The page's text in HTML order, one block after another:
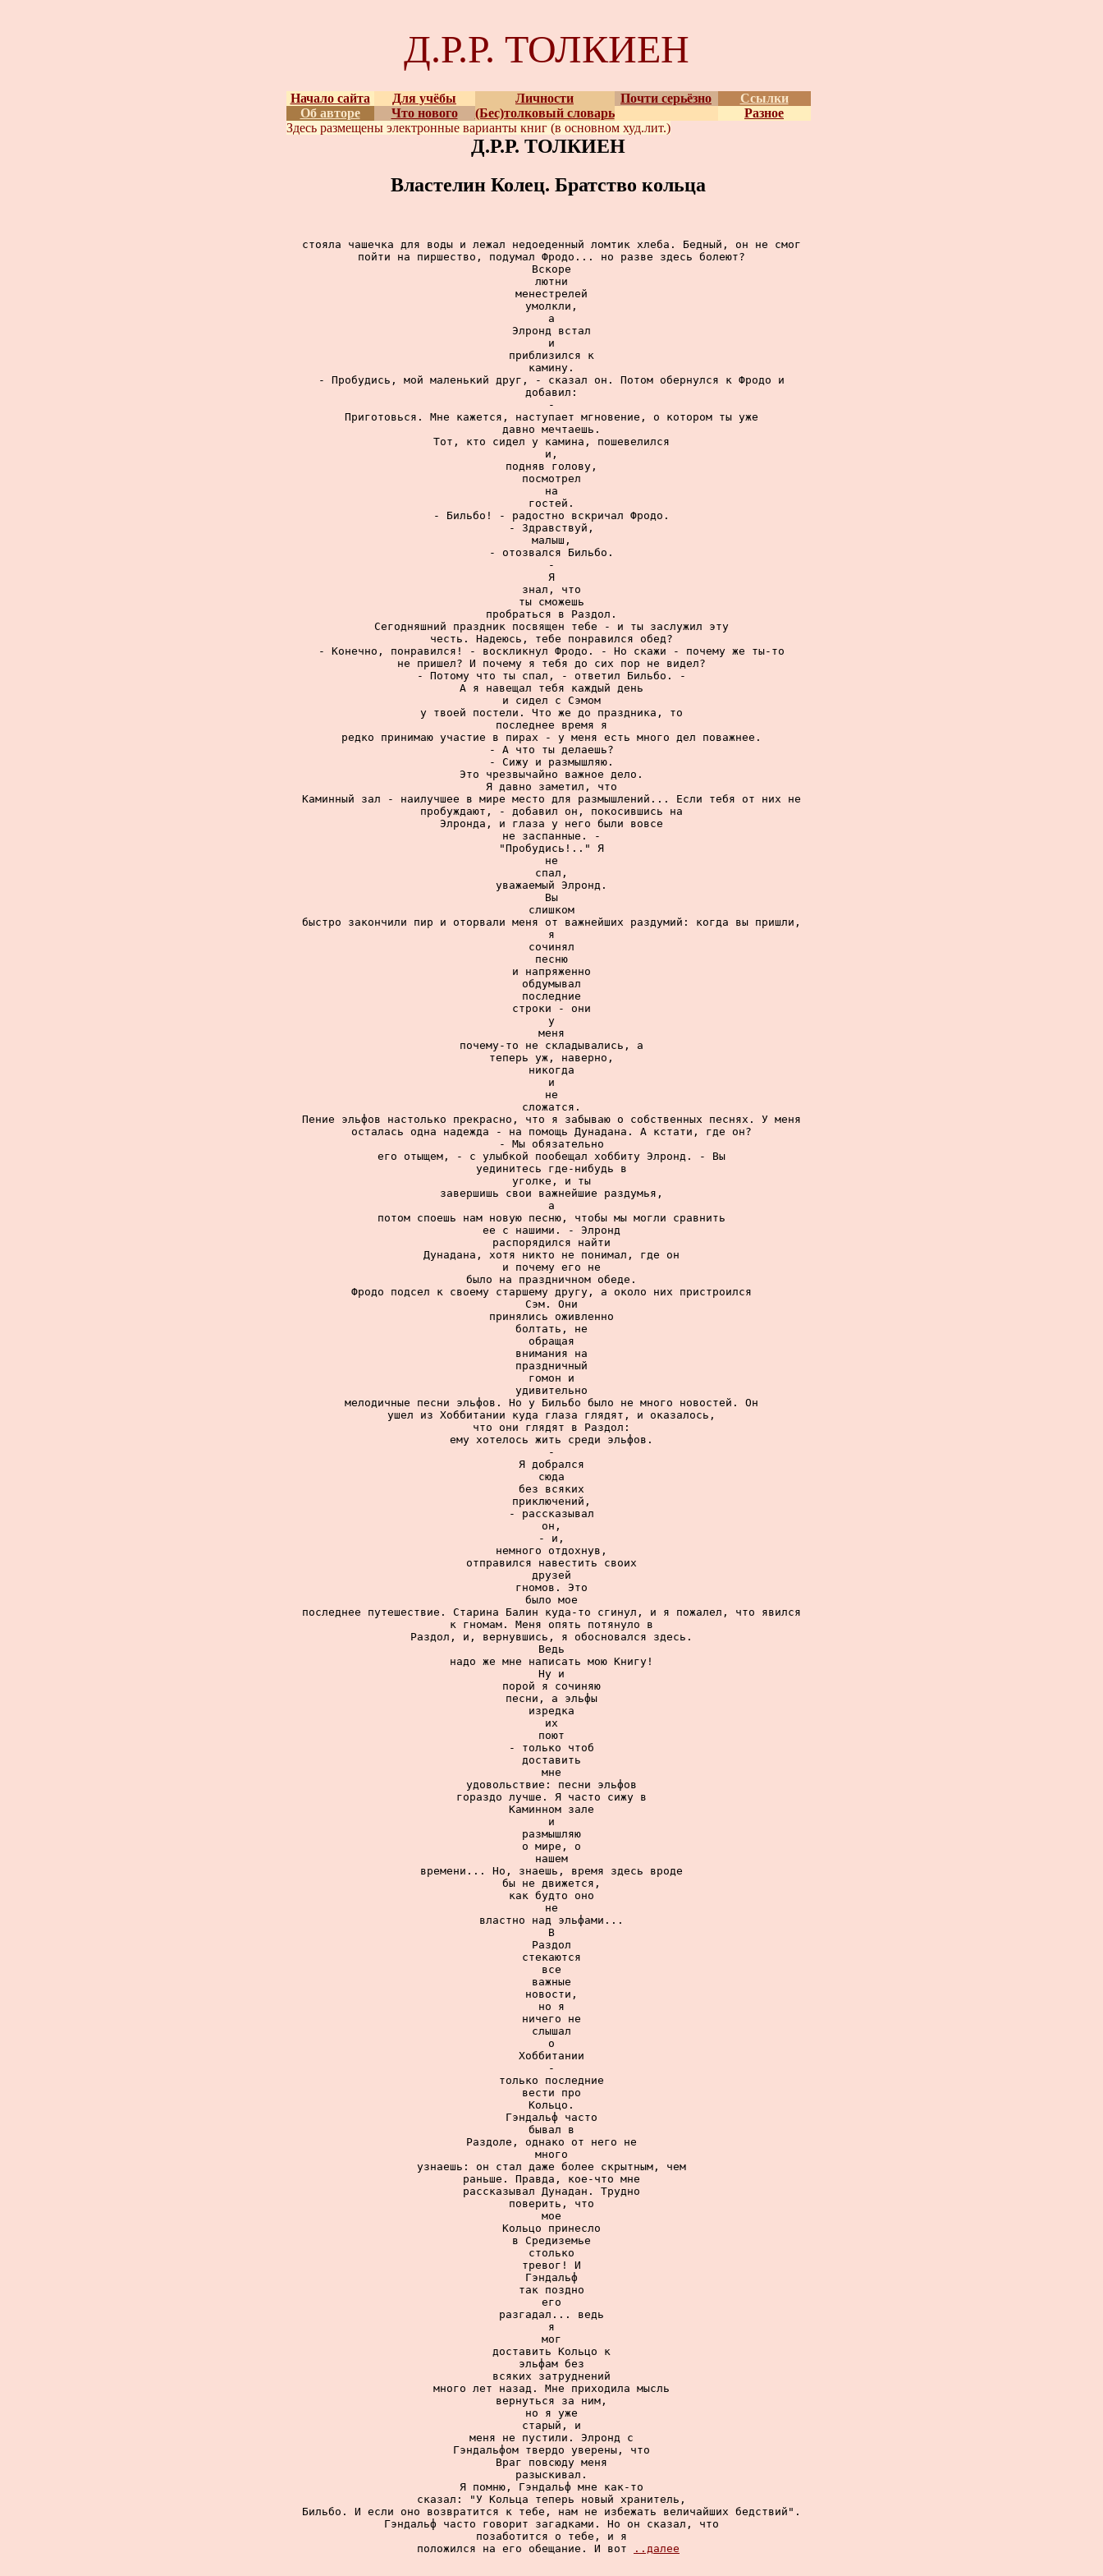
Д.Р.Р. ТОЛКИЕН
Начало сайта Для учёбы Личности Почти серьёзно
Ссылки
Об авторе
Что нового (Бес)толковый словарь
Разное
Здесь размещены электронные варианты книг (в основном худ.лит.)
Д.Р.Р. ТОЛКИЕН
Властелин Колец. Братство кольца
стояла чашечка для воды и лежал недоеденный ломтик хлеба. Бедный, он не смог
пойти на пиршество, подумал Фродо... но разве здесь болеют?
Вскоре
лютни
менестрелей
умолкли,
а
Элронд встал
и
приблизился к
камину.
- Пробудись, мой маленький друг, - сказал он. Потом обернулся к Фродо и
добавил:
-
Приготовься. Мне кажется, наступает мгновение, о котором ты уже
давно мечтаешь.
Тот, кто сидел у камина, пошевелился
и,
подняв голову,
посмотрел
на
гостей.
- Бильбо! - радостно вскричал Фродо.
- Здравствуй,
малыш,
- отозвался Бильбо.
-
Я
знал, что
ты сможешь
пробраться в Раздол.
Сегодняшний праздник посвящен тебе - и ты заслужил эту
честь. Надеюсь, тебе понравился обед?
- Конечно, понравился! - воскликнул Фродо. - Но скажи - почему же ты-то
не пришел? И почему я тебя до сих пор не видел?
- Потому что ты спал, - ответил Бильбо. -
А я навещал тебя каждый день
и сидел с Сэмом
у твоей постели. Что же до праздника, то
последнее время я
редко принимаю участие в пирах - у меня есть много дел поважнее.
- А что ты делаешь?
- Сижу и размышляю.
Это чрезвычайно важное дело.
Я давно заметил, что
Каминный зал - наилучшее в мире место для размышлений... Если тебя от них не
пробуждают, - добавил он, покосившись на
Элронда, и глаза у него были вовсе
не заспанные. -
"Пробудись!.." Я
не
спал,
уважаемый Элронд.
Вы
слишком
быстро закончили пир и оторвали меня от важнейших раздумий: когда вы пришли,
я
сочинял
песню
и напряженно
обдумывал
последние
строки - они
у
меня
почему-то не складывались, а
теперь уж, наверно,
никогда
и
не
сложатся.
Пение эльфов настолько прекрасно, что я забываю о собственных песнях. У меня
осталась одна надежда - на помощь Дунадана. А кстати, где он?
- Мы обязательно
его отыщем, - с улыбкой пообещал хоббиту Элронд. - Вы
уединитесь где-нибудь в
уголке, и ты
завершишь свои важнейшие раздумья,
а
потом споешь нам новую песню, чтобы мы могли сравнить
ее с нашими. - Элронд
распорядился найти
Дунадана, хотя никто не понимал, где он
и почему его не
было на праздничном обеде.
Фродо подсел к своему старшему другу, а около них пристроился
Сэм. Они
принялись оживленно
болтать, не
обращая
внимания на
праздничный
гомон и
удивительно
мелодичные песни эльфов. Но у Бильбо было не много новостей. Он
ушел из Хоббитании куда глаза глядят, и оказалось,
что они глядят в Раздол:
ему хотелось жить среди эльфов.
-
Я добрался
сюда
без всяких
приключений,
- рассказывал
он,
- и,
немного отдохнув,
отправился навестить своих
друзей
гномов. Это
было мое
последнее путешествие. Старина Балин куда-то сгинул, и я пожалел, что явился
к гномам. Меня опять потянуло в
Раздол, и, вернувшись, я обосновался здесь.
Ведь
надо же мне написать мою Книгу!
Ну и
порой я сочиняю
песни, а эльфы
изредка
их
поют
- только чтоб
доставить
мне
удовольствие: песни эльфов
гораздо лучше. Я часто сижу в
Каминном зале
и
размышляю
о мире, о
нашем
времени... Но, знаешь, время здесь вроде
бы не движется,
как будто оно
не
властно над эльфами...
В
Раздол
стекаются
все
важные
новости,
но я
ничего не
слышал
о
Хоббитании
-
только последние
вести про
Кольцо.
Гэндальф часто
бывал в
Раздоле, однако от него не
много
узнаешь: он стал даже более скрытным, чем
раньше. Правда, кое-что мне
рассказывал Дунадан. Трудно
поверить, что
мое
Кольцо принесло
в Средиземье
столько
тревог! И
Гэндальф
так поздно
его
разгадал... ведь
я
мог
доставить Кольцо к
эльфам без
всяких затруднений
много лет назад. Мне приходила мысль
вернуться за ним,
но я уже
старый, и
меня не пустили. Элронд с
Гэндальфом твердо уверены, что
Враг повсюду меня
разыскивал.
Я помню, Гэндальф мне как-то
сказал: "У Кольца теперь новый хранитель,
Бильбо. И если оно возвратится к тебе, нам не избежать величайших бедствий".
Гэндальф часто говорит загадками. Но он сказал, что
позаботится о тебе, и я
положился на его обещание. И вот
..далее